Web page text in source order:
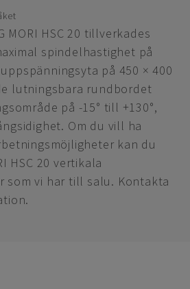
MORI HSC 20 tillverkades
spindelhastighet på
på 450 × 400
lutningsbara rundbordet
på -15° till +130°,
Om du vill ha
kan du
HSC 20 vertikala
som vi har till salu. Kontakta